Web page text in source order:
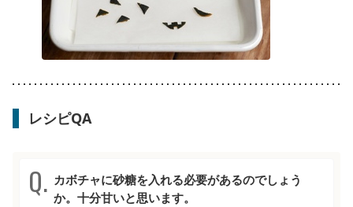
レシピQA
カボチャに砂糖を入れる必要があるのでしょう
か。十分甘いと思います。